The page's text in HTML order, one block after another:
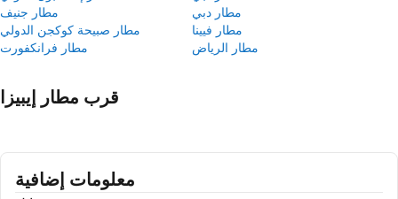
مطار جنيف
مطار دبي
مطار صبيحة كوكجن الدولي
مطار فيينا
مطار فرانكفورت
مطار الرياض
قرب مطار إيبيزا
معلومات إضافية